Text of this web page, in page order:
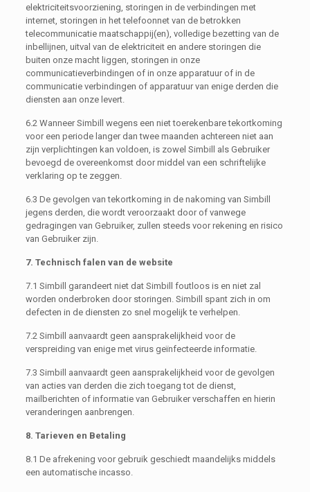
elektriciteitsvoorziening, storingen in de verbindingen met
internet, storingen in het telefoonnet van de betrokken
telecommunicatie maatschappij(en), volledige bezetting van de
inbellijnen, uitval van de elektriciteit en andere storingen die
buiten onze macht liggen, storingen in onze
communicatieverbindingen of in onze apparatuur of in de
communicatie verbindingen of apparatuur van enige derden die
diensten aan onze levert.
6.2 Wanneer Simbill wegens een niet toerekenbare tekortkoming
voor een periode langer dan twee maanden achtereen niet aan
zijn verplichtingen kan voldoen, is zowel Simbill als Gebruiker
bevoegd de overeenkomst door middel van een schriftelijke
verklaring op te zeggen.
6.3 De gevolgen van tekortkoming in de nakoming van Simbill
jegens derden, die wordt veroorzaakt door of vanwege
gedragingen van Gebruiker, zullen steeds voor rekening en risico
van Gebruiker zijn.
7. Technisch falen van de website
7.1 Simbill garandeert niet dat Simbill foutloos is en niet zal
worden onderbroken door storingen. Simbill spant zich in om
defecten in de diensten zo snel mogelijk te verhelpen.
7.2 Simbill aanvaardt geen aansprakelijkheid voor de
verspreiding van enige met virus geïnfecteerde informatie.
7.3 Simbill aanvaardt geen aansprakelijkheid voor de gevolgen
van acties van derden die zich toegang tot de dienst,
mailberichten of informatie van Gebruiker verschaffen en hierin
veranderingen aanbrengen.
8. Tarieven en Betaling
8.1 De afrekening voor gebruik geschiedt maandelijks middels
een automatische incasso.